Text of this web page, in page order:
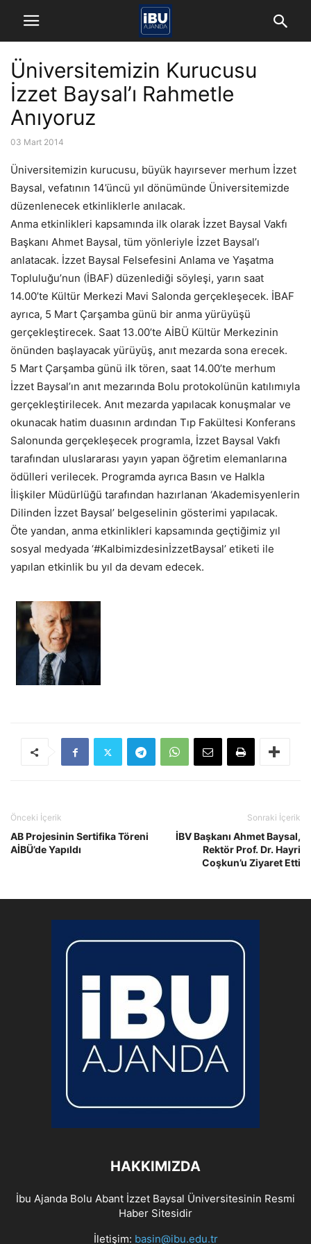
Üniversitemizin Kurucusu
İzzet Baysal’ı Rahmetle
Anıyoruz
03 Mart 2014
Üniversitemizin kurucusu, büyük hayırsever merhum İzzet
Baysal, vefatının 14’üncü yıl dönümünde Üniversitemizde
düzenlenecek etkinliklerle anılacak.
Anma etkinlikleri kapsamında ilk olarak İzzet Baysal Vakfı
Başkanı Ahmet Baysal, tüm yönleriyle İzzet Baysal’ı
anlatacak. İzzet Baysal Felsefesini Anlama ve Yaşatma
Topluluğu’nun (İBAF) düzenlediği söyleşi, yarın saat
14.00’te Kültür Merkezi Mavi Salonda gerçekleşecek. İBAF
ayrıca, 5 Mart Çarşamba günü bir anma yürüyüşü
gerçekleştirecek. Saat 13.00’te AİBÜ Kültür Merkezinin
önünden başlayacak yürüyüş, anıt mezarda sona erecek.
5 Mart Çarşamba günü ilk tören, saat 14.00’te merhum
İzzet Baysal’ın anıt mezarında Bolu protokolünün katılımıyla
gerçekleştirilecek. Anıt mezarda yapılacak konuşmalar ve
okunacak hatim duasının ardından Tıp Fakültesi Konferans
Salonunda gerçekleşecek programla, İzzet Baysal Vakfı
tarafından uluslararası yayın yapan öğretim elemanlarına
ödülleri verilecek. Programda ayrıca Basın ve Halkla
İlişkiler Müdürlüğü tarafından hazırlanan ‘Akademisyenlerin
Dilinden İzzet Baysal’ belgeselinin gösterimi yapılacak.
Öte yandan, anma etkinlikleri kapsamında geçtiğimiz yıl
sosyal medyada ‘#KalbimizdesinİzzetBaysal’ etiketi ile
yapılan etkinlik bu yıl da devam edecek.
Önceki İçerik
AB Projesinin Sertifika Töreni
AİBÜ’de Yapıldı
Sonraki İçerik
İBV Başkanı Ahmet Baysal,
Rektör Prof. Dr. Hayri
Coşkun’u Ziyaret Etti
HAKKIMIZDA
İbu Ajanda Bolu Abant İzzet Baysal Üniversitesinin Resmi
Haber Sitesidir
İletişim: basin@ibu.edu.tr